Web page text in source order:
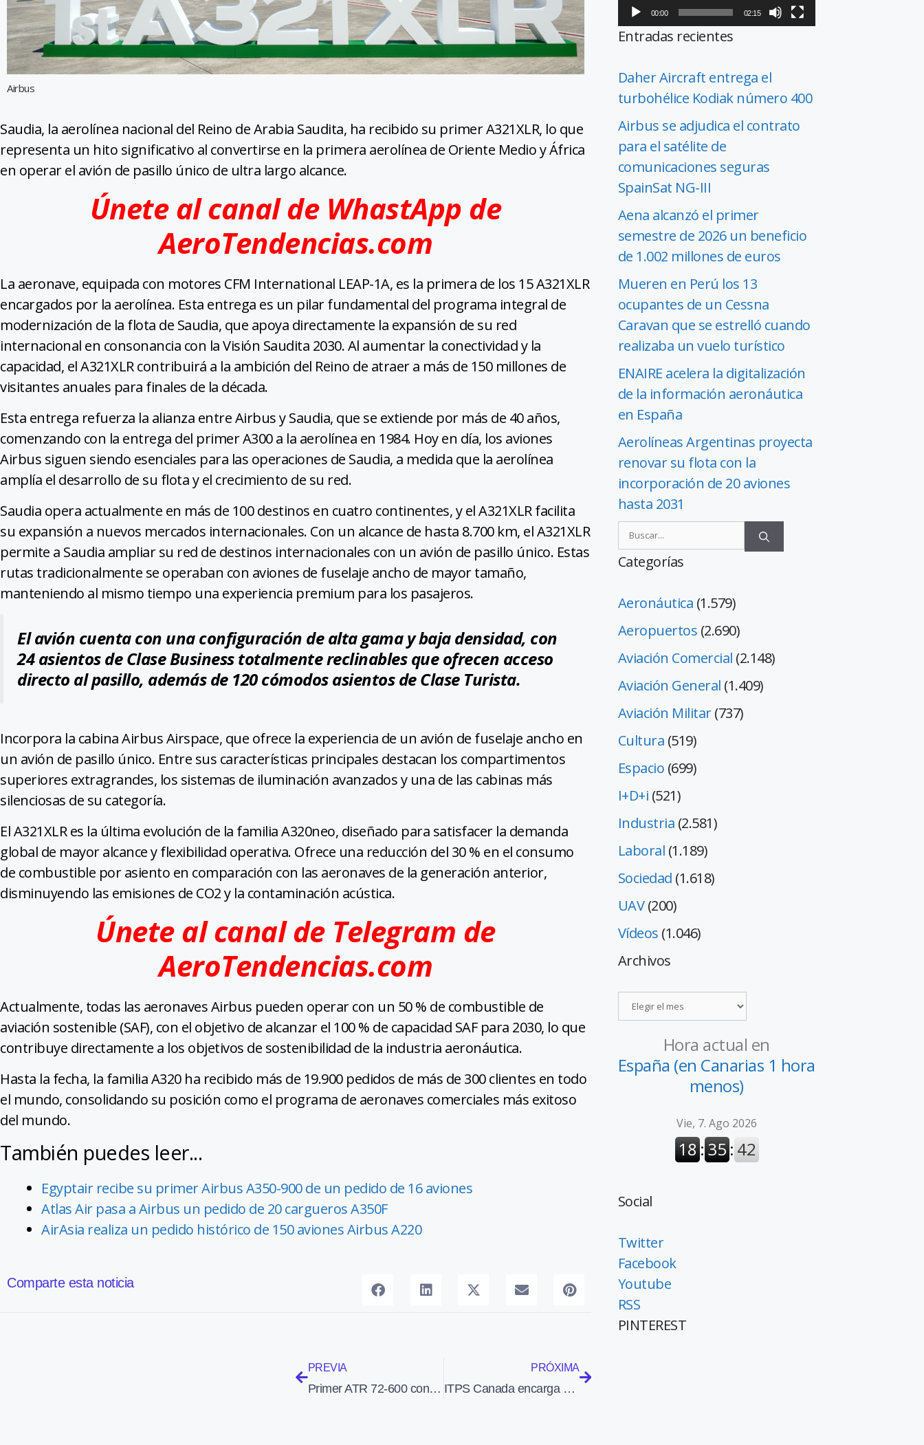
Airbus
Saudia, la aerolínea nacional del Reino de Arabia Saudita, ha recibido su primer A321XLR, lo que
representa un hito significativo al convertirse en la primera aerolínea de Oriente Medio y África
en operar el avión de pasillo único de ultra largo alcance.
Únete al canal de WhastApp de
AeroTendencias.com
La aeronave, equipada con motores CFM International LEAP-1A, es la primera de los 15 A321XLR
encargados por la aerolínea. Esta entrega es un pilar fundamental del programa integral de
modernización de la flota de Saudia, que apoya directamente la expansión de su red
internacional en consonancia con la Visión Saudita 2030. Al aumentar la conectividad y la
capacidad, el A321XLR contribuirá a la ambición del Reino de atraer a más de 150 millones de
visitantes anuales para finales de la década.
Esta entrega refuerza la alianza entre Airbus y Saudia, que se extiende por más de 40 años,
comenzando con la entrega del primer A300 a la aerolínea en 1984. Hoy en día, los aviones
Airbus siguen siendo esenciales para las operaciones de Saudia, a medida que la aerolínea
amplía el desarrollo de su flota y el crecimiento de su red.
Saudia opera actualmente en más de 100 destinos en cuatro continentes, y el A321XLR facilita
su expansión a nuevos mercados internacionales. Con un alcance de hasta 8.700 km, el A321XLR
permite a Saudia ampliar su red de destinos internacionales con un avión de pasillo único. Estas
rutas tradicionalmente se operaban con aviones de fuselaje ancho de mayor tamaño,
manteniendo al mismo tiempo una experiencia premium para los pasajeros.
El avión cuenta con una configuración de alta gama y baja densidad, con
24 asientos de Clase Business totalmente reclinables que ofrecen acceso
directo al pasillo, además de 120 cómodos asientos de Clase Turista.
Incorpora la cabina Airbus Airspace, que ofrece la experiencia de un avión de fuselaje ancho en
un avión de pasillo único. Entre sus características principales destacan los compartimentos
superiores extragrandes, los sistemas de iluminación avanzados y una de las cabinas más
silenciosas de su categoría.
El A321XLR es la última evolución de la familia A320neo, diseñado para satisfacer la demanda
global de mayor alcance y flexibilidad operativa. Ofrece una reducción del 30 % en el consumo
de combustible por asiento en comparación con las aeronaves de la generación anterior,
disminuyendo las emisiones de CO2 y la contaminación acústica.
Únete al canal de Telegram de
AeroTendencias.com
Actualmente, todas las aeronaves Airbus pueden operar con un 50 % de combustible de
aviación sostenible (SAF), con el objetivo de alcanzar el 100 % de capacidad SAF para 2030, lo que
contribuye directamente a los objetivos de sostenibilidad de la industria aeronáutica.
Hasta la fecha, la familia A320 ha recibido más de 19.900 pedidos de más de 300 clientes en todo
el mundo, consolidando su posición como el programa de aeronaves comerciales más exitoso
del mundo.
También puedes leer...
Egyptair recibe su primer Airbus A350-900 de un pedido de 16 aviones
Atlas Air pasa a Airbus un pedido de 20 cargueros A350F
AirAsia realiza un pedido histórico de 150 aviones Airbus A220
Comparte esta noticia
PREVIA
Primer ATR 72-600 configurado con 26 asientos de clase ‘business’
PRÓXIMA
ITPS Canada encarga 6 aviones de entrenamiento avanzado Leonardo M-346 T Block 20
00:00 02:15
Entradas recientes
Daher Aircraft entrega el
turbohélice Kodiak número 400
Airbus se adjudica el contrato
para el satélite de
comunicaciones seguras
SpainSat NG-III
Aena alcanzó el primer
semestre de 2026 un beneficio
de 1.002 millones de euros
Mueren en Perú los 13
ocupantes de un Cessna
Caravan que se estrelló cuando
realizaba un vuelo turístico
ENAIRE acelera la digitalización
de la información aeronáutica
en España
Aerolíneas Argentinas proyecta
renovar su flota con la
incorporación de 20 aviones
hasta 2031
Categorías
Aeronáutica (1.579)
Aeropuertos (2.690)
Aviación Comercial (2.148)
Aviación General (1.409)
Aviación Militar(737)
Cultura (519)
Espacio (699)
I+D+i (521)
Industria (2.581)
Laboral (1.189)
Sociedad (1.618)
UAV(200)
Vídeos (1.046)
Archivos
Hora actual en
España (en Canarias 1 hora
menos)
Social
Twitter
Facebook
Youtube
RSS
PINTEREST